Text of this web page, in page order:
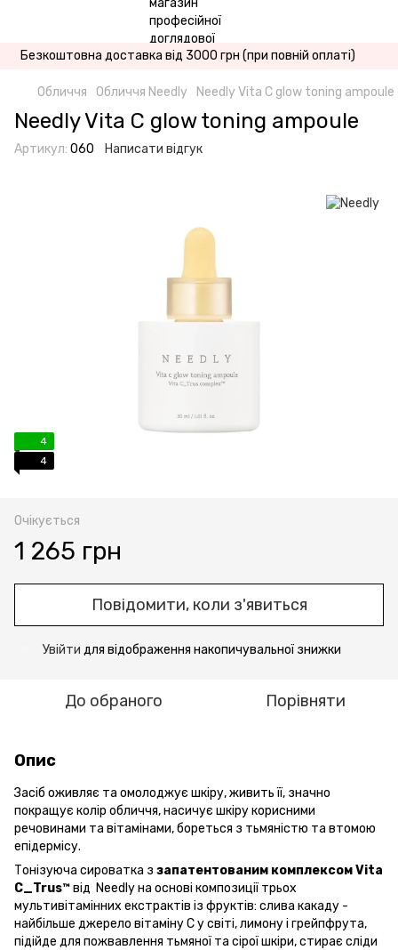
Безкоштовна доставка від 3000 грн (при повній оплаті)
Обличчя Обличчя Needly Needly Vita C glow toning ampoule
Needly Vita C glow toning ampoule
Артикул: 060 Написати відгук
4
4
Очікується
1 265 грн
Повідомити, коли з'явиться
Увійти для відображення накопичувальної знижки
До обраного Порівняти
Опис
Засіб оживляє та омолоджує шкіру, живить її, значно
покращує колір обличчя, насичує шкіру корисними
речовинами та вітамінами, бореться з тьмяністю та втомою
епідермісу.
Тонізуюча сироватка з запатентованим комплексом Vita
C_Trus™від Needly на основі композиції трьох
мультивітамінних екстрактів із фруктів: слива какаду -
найбільше джерело вітаміну С у світі, лимону і грейпфрута,
підійде для пожвавлення тьмяної та сірої шкіри, стирає сліди